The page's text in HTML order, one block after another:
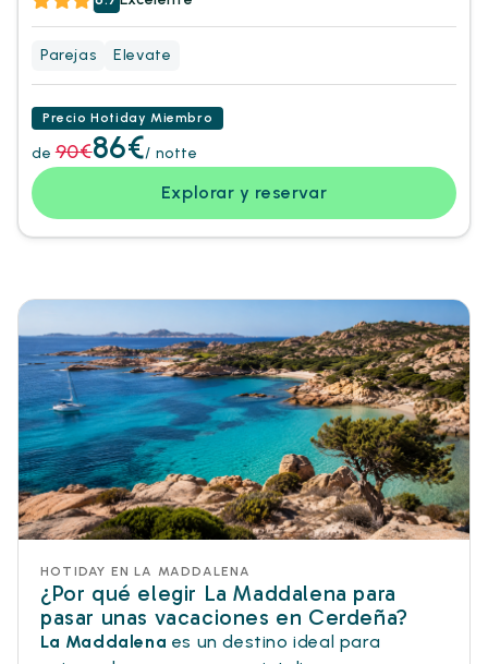
Parejas Elevate
Precio Hotiday Miembro
de 90€86€/ notte
Explorar y reservar
HOTIDAY EN LA MADDALENA
¿Por qué elegir La Maddalena para
pasar unas vacaciones en Cerdeña?
La Maddalena es un destino ideal para